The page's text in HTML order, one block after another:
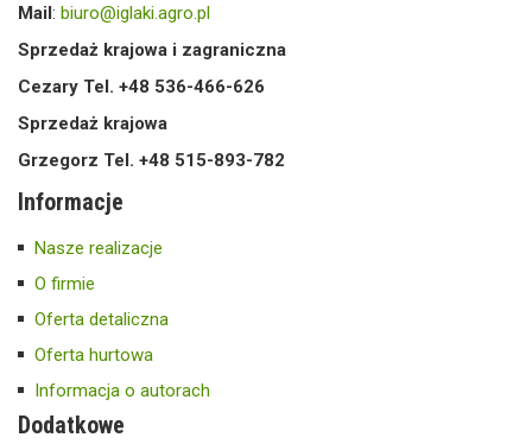
Mail: biuro@iglaki.agro.pl
Sprzedaż krajowa i zagraniczna
Cezary Tel. +48 536-466-626
Sprzedaż krajowa
Grzegorz Tel. +48 515-893-782
Informacje
Nasze realizacje
O firmie
Oferta detaliczna
Oferta hurtowa
Informacja o autorach
Dodatkowe